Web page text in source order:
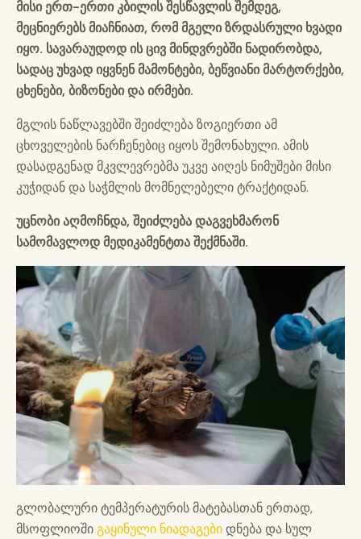
მისი ერთ-ერთი კბილის შესწავლის შემდეგ,
მეცნიერებს მიაჩნიათ, რომ მგელი ზრდასრული ხვადი
იყო. სავარაუდოდ ის ცივ მინდვრებში ნადირობდა,
სადაც უხვად იყვნენ მამონტები, ბეწვიანი მარტორქები,
ცხენები, ბიზონები და ირმები.
მგლის ნაწლავებში შეიძლება ზოგიერთი ამ
ცხოველების ნარჩენებიც იყოს შემონახული. ამის
დასადგენად მკვლევრებმა უკვე აიღეს ნიმუშები მისი
კუჭიდან და საჭმლის მომნელებელი ტრაქტიდან.
უცნობი აღმოჩნდა, შეიძლება დაგვეხმარონ
სამომავლოდ მედიკამენტთა შექმნაში.
გლობალური ტემპერატურის მატებასთან ერთად,
მსოფლიოშიგაყინული ნიადაგებიდნება და სულ